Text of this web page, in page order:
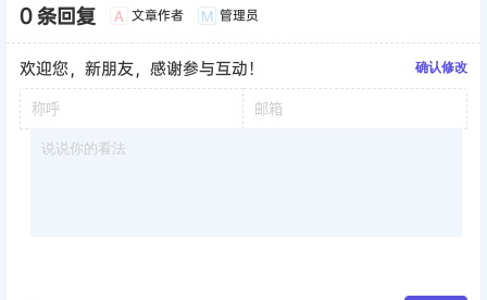
0 条回复 A 文章作者 M 管理员
欢迎您，新朋友，感谢参与互动！ 确认修改